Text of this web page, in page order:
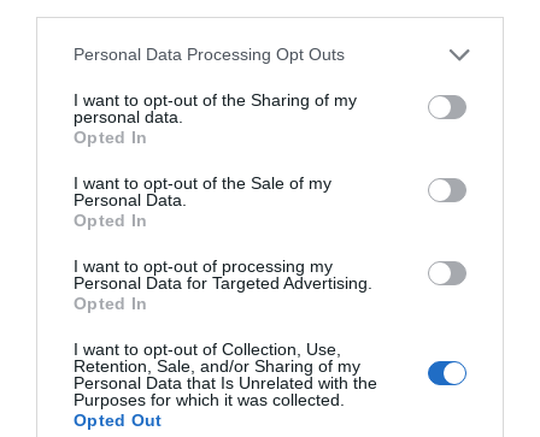
Personal Data Processing Opt Outs
I want to opt-out of the Sharing of my
personal data.
Opted In
I want to opt-out of the Sale of my
Personal Data.
Opted In
I want to opt-out of processing my
Personal Data for Targeted Advertising.
Opted In
I want to opt-out of Collection, Use,
Retention, Sale, and/or Sharing of my
Personal Data that Is Unrelated with the
Purposes for which it was collected.
Opted Out
36°C
03:00
36°C
Senaste nytt
Varg och björn utanför Hallstavik
8/8 KONSERVATIVA LEDARE